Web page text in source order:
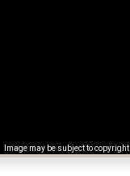
Image may be subject to copyright